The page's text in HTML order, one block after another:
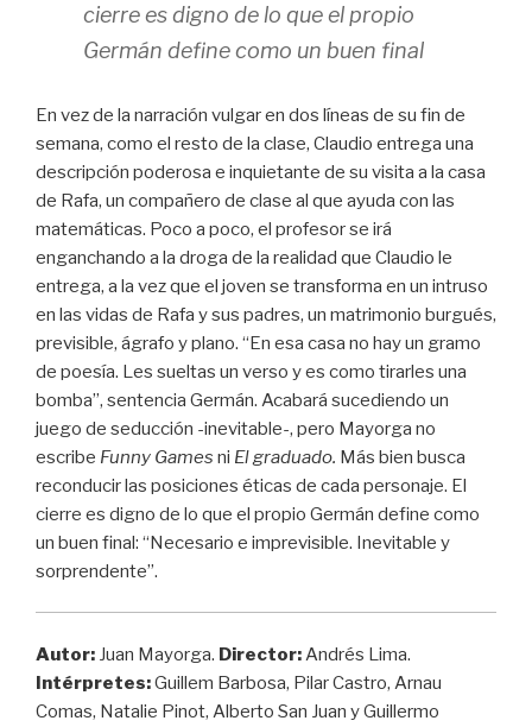
cierre es digno de lo que el propio
Germán define como un buen final
En vez de la narración vulgar en dos líneas de su fin de
semana, como el resto de la clase, Claudio entrega una
descripción poderosa e inquietante de su visita a la casa
de Rafa, un compañero de clase al que ayuda con las
matemáticas. Poco a poco, el profesor se irá
enganchando a la droga de la realidad que Claudio le
entrega, a la vez que el joven se transforma en un intruso
en las vidas de Rafa y sus padres, un matrimonio burgués,
previsible, ágrafo y plano. “En esa casa no hay un gramo
de poesía. Les sueltas un verso y es como tirarles una
bomba”, sentencia Germán. Acabará sucediendo un
juego de seducción -inevitable-, pero Mayorga no
escribe Funny Games ni El graduado. Más bien busca
reconducir las posiciones éticas de cada personaje. El
cierre es digno de lo que el propio Germán define como
un buen final: “Necesario e imprevisible. Inevitable y
sorprendente”.
Autor: Juan Mayorga. Director: Andrés Lima.
Intérpretes:Guillem Barbosa, Pilar Castro, Arnau
Comas, Natalie Pinot, Alberto San Juan y Guillermo